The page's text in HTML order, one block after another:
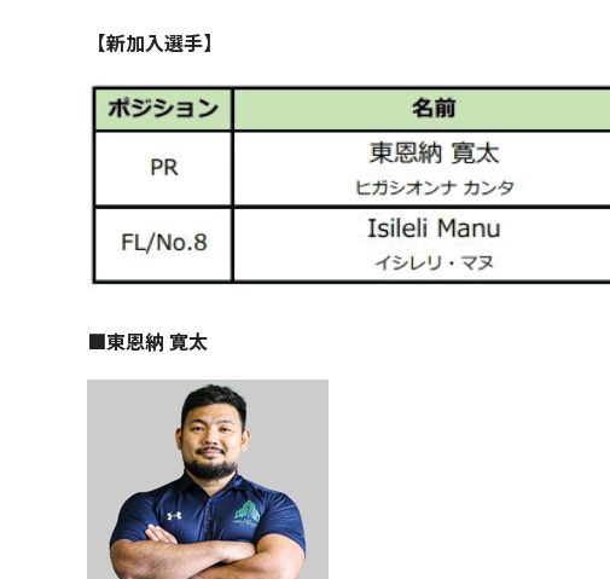
【新加入選手】
■東恩納 寛太